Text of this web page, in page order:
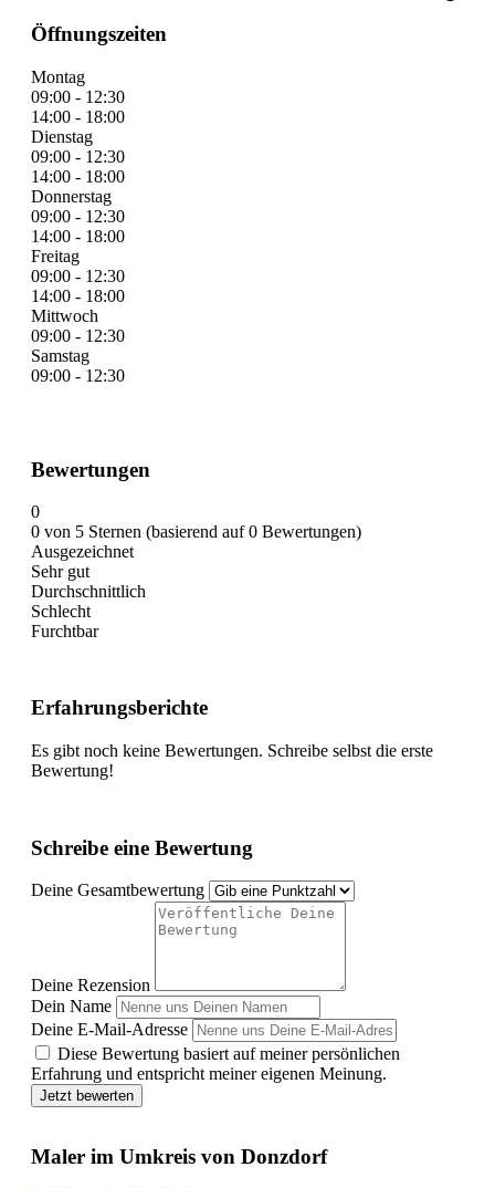
Öffnungszeiten
Montag
09:00 - 12:30
14:00 - 18:00
Dienstag
09:00 - 12:30
14:00 - 18:00
Donnerstag
09:00 - 12:30
14:00 - 18:00
Freitag
09:00 - 12:30
14:00 - 18:00
Mittwoch
09:00 - 12:30
Samstag
09:00 - 12:30
Bewertungen
0
0 von 5 Sternen (basierend auf 0 Bewertungen)
Ausgezeichnet
Sehr gut
Durchschnittlich
Schlecht
Furchtbar
Erfahrungsberichte
Es gibt noch keine Bewertungen. Schreibe selbst die erste
Bewertung!
Schreibe eine Bewertung
Deine Gesamtbewertung
Deine Rezension
Dein Name
Deine E-Mail-Adresse
Diese Bewertung basiert auf meiner persönlichen
Erfahrung und entspricht meiner eigenen Meinung.
Jetzt bewerten
Maler im Umkreis von Donzdorf